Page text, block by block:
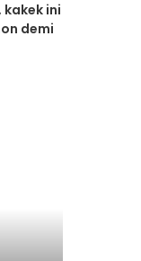
ini
demi